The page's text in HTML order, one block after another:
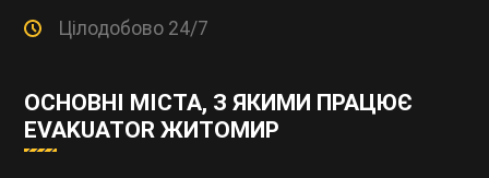
Цілодобово 24/7
ОСНОВНІ МІСТА, З ЯКИМИ ПРАЦЮЄ
EVAKUATOR ЖИТОМИР